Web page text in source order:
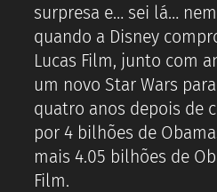
surpresa e… sei lá…
quando a Disney
Lucas Film, junto com
um novo Star Wars
quatro anos depois de
por 4 bilhões de
mais 4.05 bilhões de
Film.